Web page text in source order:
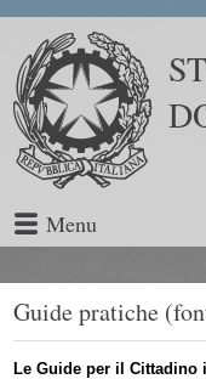
Menu
Guide pratiche
Le Guide per il